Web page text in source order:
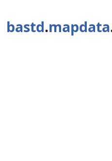
bastd.mapdata